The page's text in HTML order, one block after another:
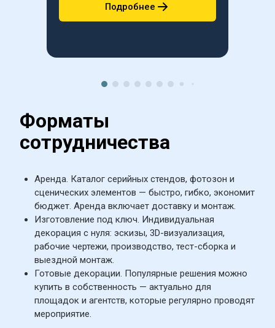
Подробнее
Форматы
сотрудничества
Аренда. Каталог серийных стендов, фотозон и
сценических элементов — быстро, гибко, экономит
бюджет. Аренда включает доставку и монтаж.
Изготовление под ключ. Индивидуальная
декорация с нуля: эскизы, 3D-визуализация,
рабочие чертежи, производство, тест-сборка и
выездной монтаж.
Готовые декорации. Популярные решения можно
купить в собственность — актуально для
площадок и агентств, которые регулярно проводят
мероприятие.